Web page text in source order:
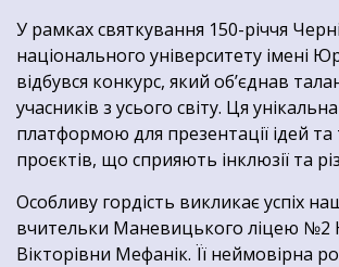
У рамках святкування 150-річчя
національного університету імені
відбувся конкурс, який об’єднав
учасників з усього світу. Ця
платформою для презентації ідей
проєктів, що сприяють інклюзії та
Особливу гордість викликає успіх
вчительки Маневицького ліцею №2
Вікторівни Мефанік. Її неймовірна